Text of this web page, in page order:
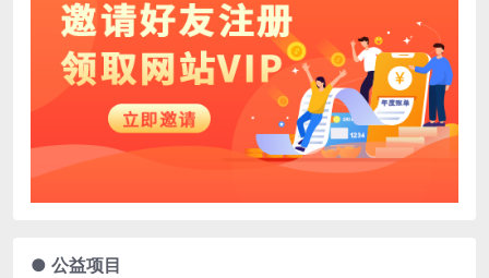
● 公益项目